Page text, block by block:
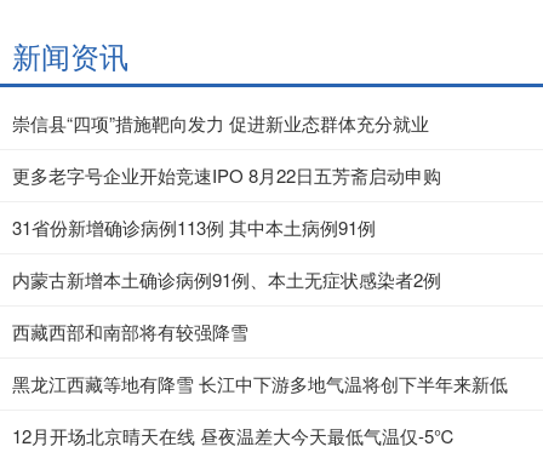
新闻资讯
崇信县“四项”措施靶向发力 促进新业态群体充分就业
更多老字号企业开始竞速IPO 8月22日五芳斋启动申购
31省份新增确诊病例113例 其中本土病例91例
内蒙古新增本土确诊病例91例、本土无症状感染者2例
西藏西部和南部将有较强降雪
黑龙江西藏等地有降雪 长江中下游多地气温将创下半年来新低
12月开场北京晴天在线 昼夜温差大今天最低气温仅-5℃